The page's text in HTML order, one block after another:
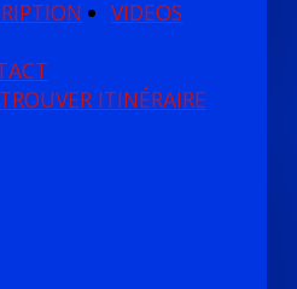
VIDEOS
TROUVER ITINÉRAIRE